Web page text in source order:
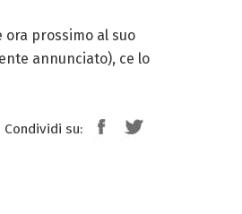
ora prossimo al suo
annunciato), ce lo
Condividi su: